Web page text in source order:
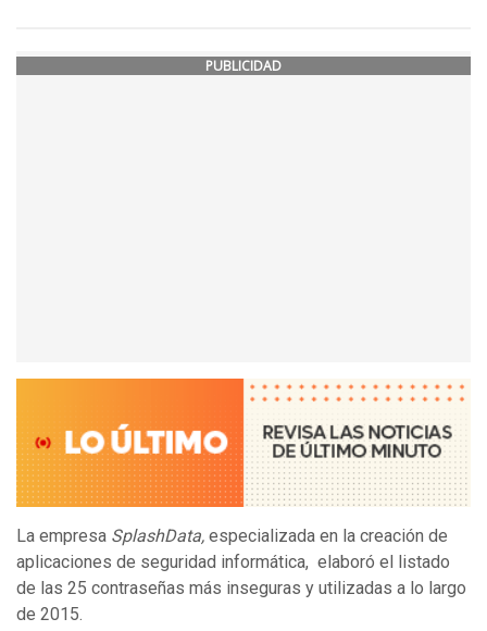
PUBLICIDAD
La empresa SplashData, especializada en la creación de
aplicaciones de seguridad informática, elaboró el listado
de las 25 contraseñas más inseguras y utilizadas a lo largo
de 2015.